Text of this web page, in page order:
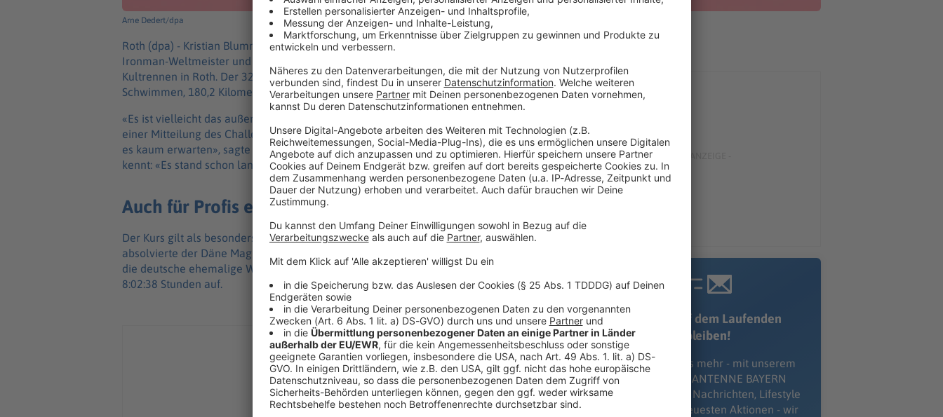
Arne Dedert/dpa
Roth (dpa) - Kristian Blummenfelt, Triathlon-Olympiasieger der Spiele von Tokio, ehemaliger
Ironman-Weltmeister und zweimaliger -Europameister, gibt seine Premiere beim deutschen
Kultrennen in Roth. Der 32 Jahre alte Norweger hat seinen Start über die 3,8 Kilometer
Schwimmen, 180,2 Kilometer Radfahren und 42,2 Kilometer Laufen am 5. Juli angekündigt.
«Es ist vielleicht das außergewöhnlichste Rennen, das es in diesem Sport gibt», sagte er in
einer Mitteilung des Challenge Roth. Er habe schon immer dort antreten wollen. «Ich kann
es kaum erwarten», sagte Blummenfelt, der das Rennen bisher nur von Fotos und Videos
kennt: «Es stand schon lange auf meiner Liste.»
Auch für Profis einzigartiges Gänsehaut-Erlebnis
Der Kurs gilt als besonders schnell und als perfekter Ort für Weltbestzeiten. 2024
absolvierte der Däne Magnus Ditlev die Strecke in 7:23:24 Stunden. Im selben Rennen stellte
die deutsche ehemalige Weltklasse-Triathletin Anne Haug ebenfalls eine Weltbestzeit in
8:02:38 Stunden auf.
Immer auf dem Laufenden
bleiben!
Verpass' nichts mehr - mit unserem
kostenlosen ANTENNE BAYERN
Newsletter. Ob Nachrichten, Lifestyle
oder unsere neuesten Aktionen - wir